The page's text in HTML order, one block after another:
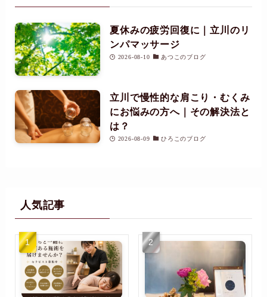
夏休みの疲労回復に｜立川のリ
ンパマッサージ
2026-08-10 あつこのブログ
立川で慢性的な肩こり・むくみ
にお悩みの方へ｜その解決法と
は？
2026-08-09 ひろこのブログ
人気記事